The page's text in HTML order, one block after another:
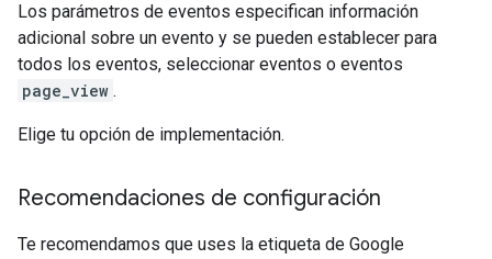
Los parámetros de eventos especifican información
adicional sobre un evento y se pueden establecer para
todos los eventos, seleccionar eventos o eventos
page_view .
Elige tu opción de implementación.
Recomendaciones de configuración
Te recomendamos que uses la etiqueta de Google